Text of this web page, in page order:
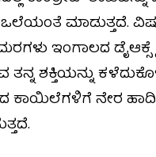
ಒಲೆಯಂತೆ ಮಾಡುತ್ತದೆ.
ಇಂಗಾಲದ
ತನ್ನ ಶಕ್ತಿಯನ್ನು
ಕಾಯಿಲೆಗಳಿಗೆ ನೇರ ಹಾದಿ